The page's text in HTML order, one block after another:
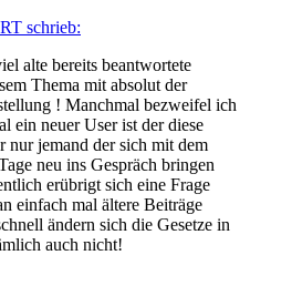
schrieb:
alte bereits beantwortete
Thema mit absolut der
! Manchmal bezweifel ich
ein neuer User ist der diese
nur jemand der sich mit dem
neu ins Gespräch bringen
erübrigt sich eine Frage
einfach mal ältere Beiträge
ändern sich die Gesetze in
auch nicht!